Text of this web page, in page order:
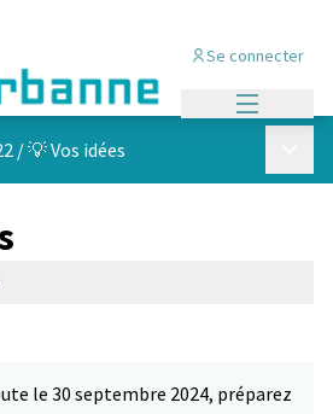
Se connecter
/💡 Vos idées
le 30 septembre 2024, préparez